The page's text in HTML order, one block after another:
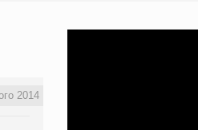
2014